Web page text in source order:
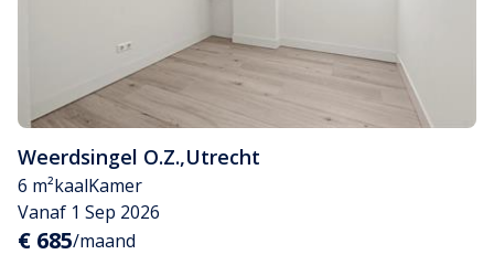
Weerdsingel O.Z.,Utrecht
6 m²kaalKamer
Vanaf 1 Sep 2026
€ 685/maand